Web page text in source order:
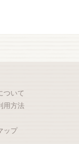
ついて
用方法
ップ